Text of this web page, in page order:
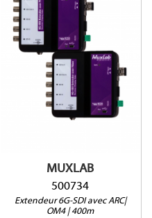
MUXLAB
500734
Extendeur 6G-SDI avec ARC|
OM4 | 400m
500734
4K@30Hz jusqu'à 400m
via OM4
9 Gbps